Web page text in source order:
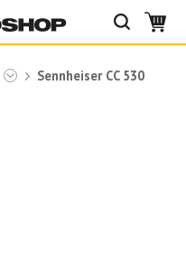
Sennheiser CC 530